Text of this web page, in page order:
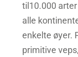
til10.000
alle
enkelte øyer.
primitive